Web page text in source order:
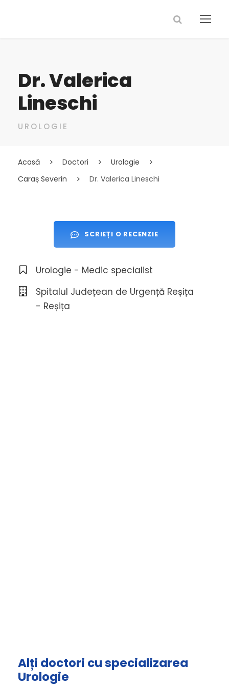
Dr. Valerica
Lineschi
UROLOGIE
Acasă Doctori
Urologie
Caraș Severin
Dr. Valerica Lineschi
SCRIEȚI O RECENZIE
Urologie - Medic specialist
Spitalul Județean de Urgență Reșița
- Reșița
Alți doctori cu specializarea
Urologie